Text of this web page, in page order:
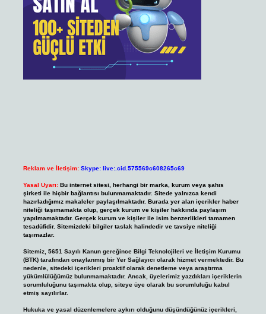
Reklam ve İletişim: Skype: live:.cid.575569c608265c69
Yasal Uyarı: Bu internet sitesi, herhangi bir marka, kurum veya şahıs
şirketi ile hiçbir bağlantısı bulunmamaktadır. Sitede yalnızca kendi
hazırladığımız makaleler paylaşılmaktadır. Burada yer alan içerikler haber
niteliği taşımamakta olup, gerçek kurum ve kişiler hakkında paylaşım
yapılmamaktadır. Gerçek kurum ve kişiler ile isim benzerlikleri tamamen
tesadüfidir. Sitemizdeki bilgiler taslak halindedir ve tavsiye niteliği
taşımazlar.
Sitemiz, 5651 Sayılı Kanun gereğince Bilgi Teknolojileri ve İletişim Kurumu
(BTK) tarafından onaylanmış bir Yer Sağlayıcı olarak hizmet vermektedir. Bu
nedenle, sitedeki içerikleri proaktif olarak denetleme veya araştırma
yükümlülüğümüz bulunmamaktadır. Ancak, üyelerimiz yazdıkları içeriklerin
sorumluluğunu taşımakta olup, siteye üye olarak bu sorumluluğu kabul
etmiş sayılırlar.
Hukuka ve yasal düzenlemelere aykırı olduğunu düşündüğünüz içerikleri,